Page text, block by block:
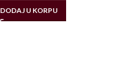
DODAJ U KORPU